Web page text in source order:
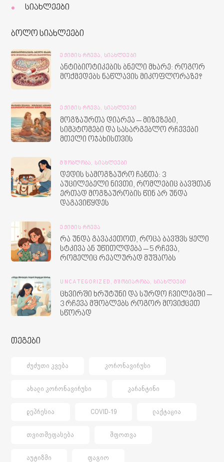
სიახლეები
ბოლო სიახლეები
ᲔᲥᲘᲛᲘᲡ ᲠᲩᲔᲕᲐ, ᲡᲘᲐᲮᲚᲔᲔᲑᲘ
ანტიბიოტიკების ბნელი მხარე: როგორ
მოქმედებს ნაწლავის მიკოფლორაზე?
ᲔᲥᲘᲛᲘᲡ ᲠᲩᲔᲕᲐ, ᲡᲘᲐᲮᲚᲔᲔᲑᲘ
მოგზაურთა დიარეა – მიზეზები,
სიმპტომები და სასარგებლო რჩევები
მთელი ოჯახისთვის
ᲛᲨᲝᲑᲚᲝᲑᲐ, ᲡᲘᲐᲮᲚᲔᲔᲑᲘ
დედის სამოგზაურო ჩანთა: 3
აუცილებელი ნივთი, რომლებიც ბავშთან
ერთად მოგზაურობის წინ არ უნდა
დაგავიწყდეს
ᲔᲥᲘᲛᲘᲡ ᲠᲩᲔᲕᲐ
რა უნდა გავაკეთოთ, როცა ბავშვს ყელი
სტკივა ან უწითლდება – 5 რჩევა,
რომელიც რეალურად მუშაობს
UNCATEGORIZED, ᲛᲨᲝᲑᲘᲐᲠᲝᲑᲐ, ᲡᲘᲐᲮᲚᲔᲔᲑᲘ
ცხვირში ხრუტუნი და სურდო ჩვილებში –
3 რჩევა მშობლებს როგორ მოვიქცეთ
სწორად
თეგები
ᲫᲣᲫᲣᲗᲘ ᲙᲕᲔᲑᲐ ᲙᲝᲠᲝᲜᲐᲕᲘᲠᲣᲡᲘ
ᲐᲮᲐᲚᲘ ᲙᲝᲠᲝᲜᲐᲕᲘᲠᲣᲡᲘ ᲙᲐᲠᲐᲜᲢᲘᲜᲘ
ᲓᲔᲞᲠᲔᲡᲘᲐ COVID-19 ᲚᲐᲥᲢᲐᲪᲘᲐ
ᲗᲕᲘᲗᲨᲔᲤᲐᲡᲔᲑᲐ ᲨᲤᲝᲗᲕᲐ
ᲐᲣᲢᲘᲖᲛᲘ ᲤᲐᲒᲘᲝ